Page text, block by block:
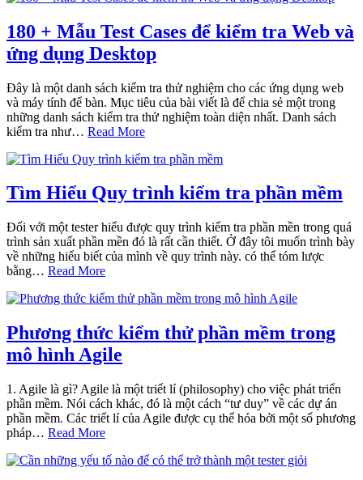
180 + Mẫu Test Cases để kiểm tra Web và
ứng dụng Desktop
Đây là một danh sách kiểm tra thử nghiệm cho các ứng dụng web
và máy tính để bàn. Mục tiêu của bài viết là để chia sẻ một trong
những danh sách kiểm tra thử nghiệm toàn diện nhất. Danh sách
kiểm tra như… Read More
Tìm Hiểu Quy trình kiểm tra phần mềm
Đối với một tester hiểu được quy trình kiểm tra phần mền trong quá
trình sản xuất phần mền đó là rất cần thiết. Ở đây tôi muốn trình bày
về những hiểu biết của mình về quy trình này. có thể tóm lược
bằng… Read More
Phương thức kiểm thử phần mềm trong
mô hình Agile
1. Agile là gì? Agile là một triết lí (philosophy) cho việc phát triển
phần mềm. Nói cách khác, đó là một cách “tư duy” về các dự án
phần mềm. Các triết lí của Agile được cụ thể hóa bởi một số phương
pháp… Read More